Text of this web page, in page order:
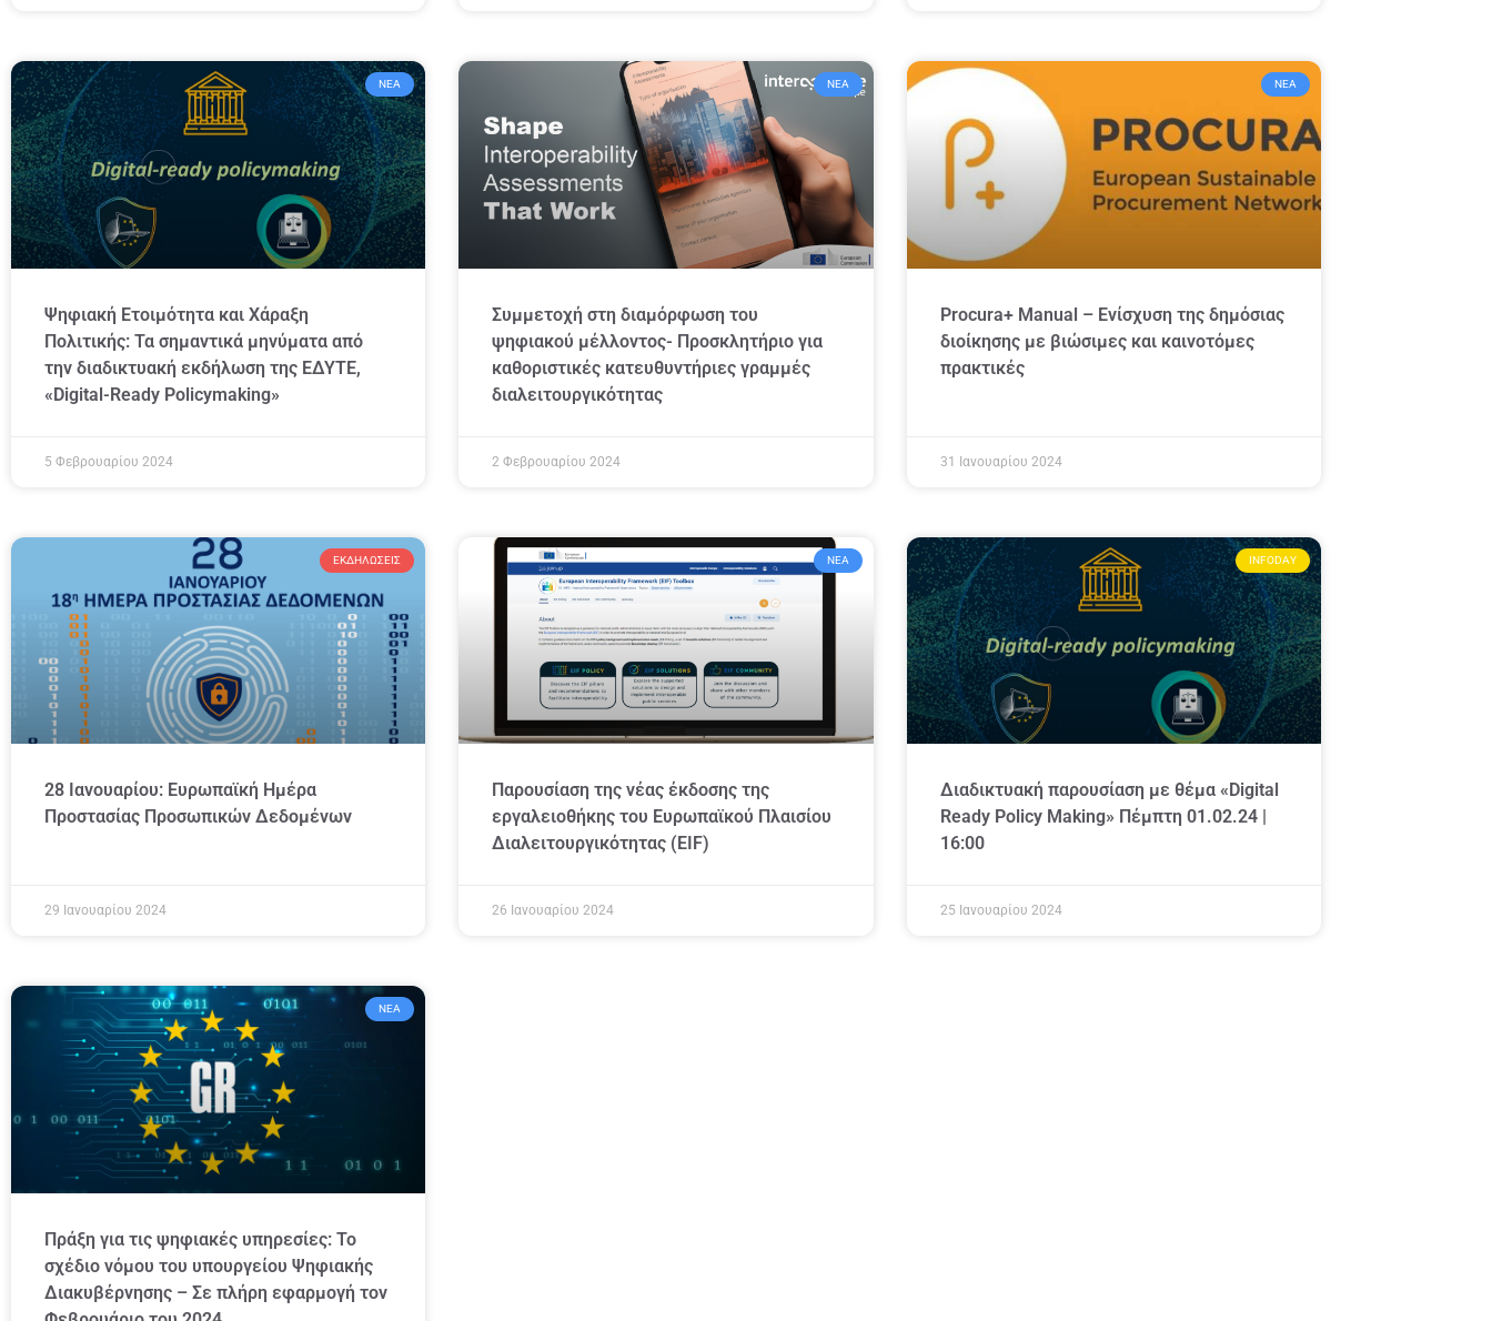
ΝΈΑ
Ψηφιακή Ετοιμότητα και Χάραξη
Πολιτικής: Τα σημαντικά μηνύματα από
την διαδικτυακή εκδήλωση της ΕΔΥΤΕ,
«Digital-Ready Policymaking»
5 Φεβρουαρίου 2024
ΝΈΑ
Συμμετοχή στη διαμόρφωση του
ψηφιακού μέλλοντος- Προσκλητήριο για
καθοριστικές κατευθυντήριες γραμμές
διαλειτουργικότητας
2 Φεβρουαρίου 2024
ΝΈΑ
Procura+ Manual – Ενίσχυση της δημόσιας
διοίκησης με βιώσιμες και καινοτόμες
πρακτικές
31 Ιανουαρίου 2024
ΕΚΔΗΛΏΣΕΙΣ
28 Ιανουαρίου: Ευρωπαϊκή Ημέρα
Προστασίας Προσωπικών Δεδομένων
29 Ιανουαρίου 2024
ΝΈΑ
Παρουσίαση της νέας έκδοσης της
εργαλειοθήκης του Ευρωπαϊκού Πλαισίου
Διαλειτουργικότητας (EIF)
26 Ιανουαρίου 2024
INFODAY
Διαδικτυακή παρουσίαση με θέμα «Digital
Ready Policy Making» Πέμπτη 01.02.24 |
16:00
25 Ιανουαρίου 2024
ΝΈΑ
Πράξη για τις ψηφιακές υπηρεσίες: Το
σχέδιο νόμου του υπουργείου Ψηφιακής
Διακυβέρνησης – Σε πλήρη εφαρμογή τον